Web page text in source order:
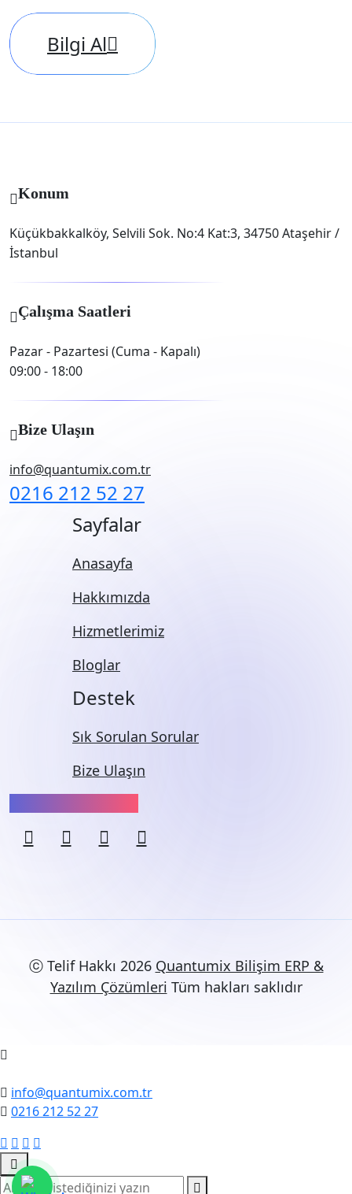
Bilgi Al
Konum
Küçükbakkalköy, Selvili Sok. No:4 Kat:3, 34750 Ataşehir /
İstanbul
Çalışma Saatleri
Pazar - Pazartesi (Cuma - Kapalı)
09:00 - 18:00
Bize Ulaşın
info@quantumix.com.tr
0216 212 52 27
Sayfalar
Anasayfa
Hakkımızda
Hizmetlerimiz
Bloglar
Destek
Sık Sorulan Sorular
Bize Ulaşın
ⓒ Telif Hakkı 2026 Quantumix Bilişim ERP &
Yazılım Çözümleri Tüm hakları saklıdır
info@quantumix.com.tr
0216 212 52 27